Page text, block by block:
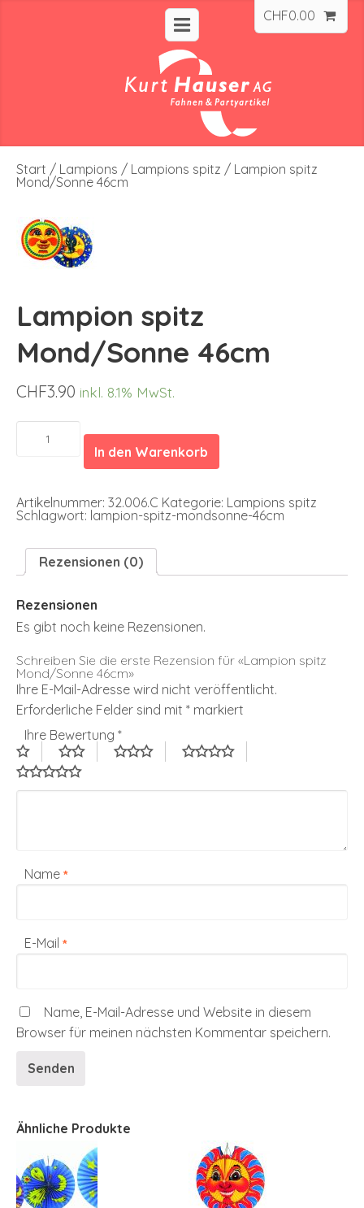
CHF0.00
Start / Lampions / Lampions spitz / Lampion spitz
Mond/Sonne 46cm
Lampion spitz
Mond/Sonne 46cm
CHF3.90 inkl. 8.1% MwSt.
Lampion
Mond/Sonne
In den Warenkorb
Artikelnummer: 32.006.C Kategorie: Lampions spitz
Schlagwort: lampion-spitz-mondsonne-46cm
Rezensionen (0)
Rezensionen
Es gibt noch keine Rezensionen.
Schreiben Sie die erste Rezension für «Lampion spitz
Mond/Sonne 46cm»
Ihre E-Mail-Adresse wird nicht veröffentlicht.
Erforderliche Felder sind mit * markiert
Ihre Bewertung *
Name *
E-Mail *
Name, E-Mail-Adresse und Website in diesem
Browser für meinen nächsten Kommentar speichern.
Ähnliche Produkte